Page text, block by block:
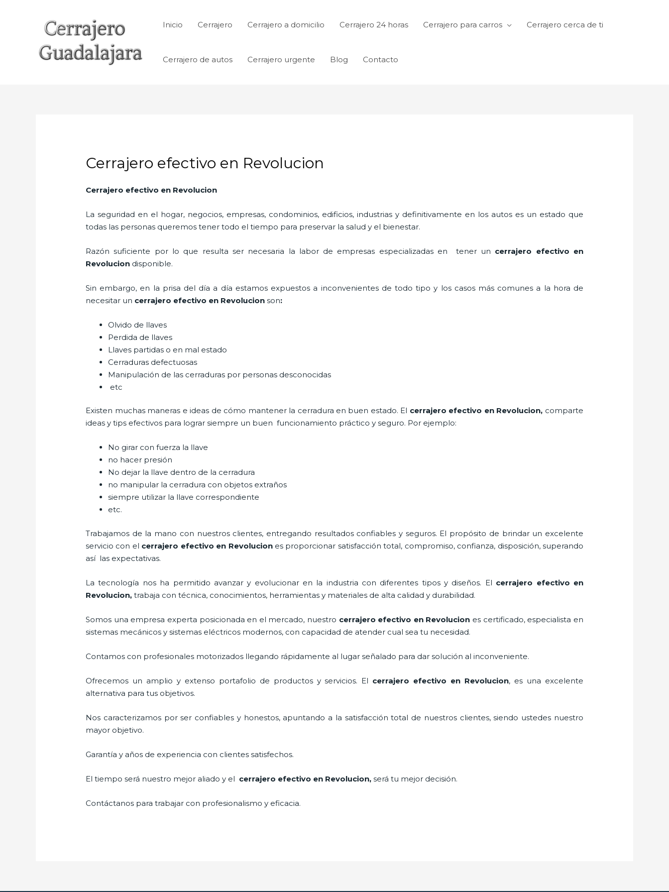
Inicio Cerrajero Cerrajero a domicilio Cerrajero 24 horas Cerrajero para carros Cerrajero cerca de ti
Cerrajero de autos Cerrajero urgente Blog Contacto
Cerrajero efectivo en Revolucion
Cerrajero efectivo en Revolucion
La seguridad en el hogar, negocios, empresas, condominios, edificios, industrias y definitivamente en los autos es un estado que
todas las personas queremos tener todo el tiempo para preservar la salud y el bienestar.
Razón suficiente por lo que resulta ser necesaria la labor de empresas especializadas en tener un cerrajero efectivo en
Revolucion disponible.
Sin embargo, en la prisa del día a día estamos expuestos a inconvenientes de todo tipo y los casos más comunes a la hora de
necesitar un cerrajero efectivo en Revolucion son:
Olvido de llaves
Perdida de llaves
Llaves partidas o en mal estado
Cerraduras defectuosas
Manipulación de las cerraduras por personas desconocidas
etc
Existen muchas maneras e ideas de cómo mantener la cerradura en buen estado. El cerrajero efectivo en Revolucion, comparte
ideas y tips efectivos para lograr siempre un buen funcionamiento práctico y seguro. Por ejemplo:
No girar con fuerza la llave
no hacer presión
No dejar la llave dentro de la cerradura
no manipular la cerradura con objetos extraños
siempre utilizar la llave correspondiente
etc.
Trabajamos de la mano con nuestros clientes, entregando resultados confiables y seguros. El propósito de brindar un excelente
servicio con el cerrajero efectivo en Revoluciones proporcionar satisfacción total, compromiso, confianza, disposición, superando
así las expectativas.
La tecnología nos ha permitido avanzar y evolucionar en la industria con diferentes tipos y diseños. El cerrajero efectivo en
Revolucion,trabaja con técnica, conocimientos, herramientas y materiales de alta calidad y durabilidad.
Somos una empresa experta posicionada en el mercado, nuestro cerrajero efectivo en Revolucion es certificado, especialista en
sistemas mecánicos y sistemas eléctricos modernos, con capacidad de atender cual sea tu necesidad.
Contamos con profesionales motorizados llegando rápidamente al lugar señalado para dar solución al inconveniente.
Ofrecemos un amplio y extenso portafolio de productos y servicios. El cerrajero efectivo en Revolucion, es una excelente
alternativa para tus objetivos.
Nos caracterizamos por ser confiables y honestos, apuntando a la satisfacción total de nuestros clientes, siendo ustedes nuestro
mayor objetivo.
Garantía y años de experiencia con clientes satisfechos.
El tiempo será nuestro mejor aliado y el cerrajero efectivo en Revolucion,será tu mejor decisión.
Contáctanos para trabajar con profesionalismo y eficacia.